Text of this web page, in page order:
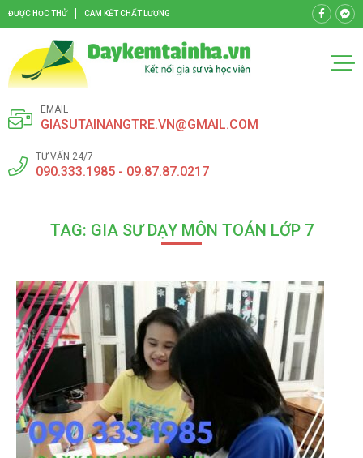
ĐƯỢC HỌC THỬ CAM KẾT CHẤT LƯỢNG
EMAIL
GIASUTAINANGTRE.VN@GMAIL.COM
TƯ VẤN 24/7
090.333.1985 - 09.87.87.0217
TAG: GIA SƯ DẠY MÔN TOÁN LỚP 7